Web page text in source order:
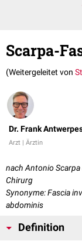
Scarpa-
(Weitergeleitet von
Dr. Frank
Arzt | Ärztin
nach Antonio
Chirurg
Synonyme: Fascia
abdominis
Definition